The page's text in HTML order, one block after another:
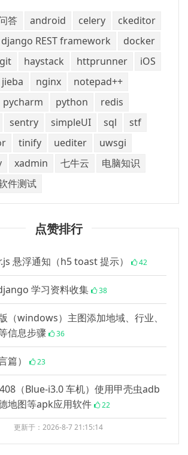
答 android celery
ckeditor
django REST framework
docker
git haystack httprunner
iOS
jieba nginx
notepad++
pycharm python
redis
sentry simpleUI sql
stf
tinify uediter
uwsgi
xadmin 七牛云
电脑知识
件测试
点赞排行
悬浮通知（h5 toast 提示） 42
学习资料收集 38
（windows）主图添加地域、行业、
信息步骤
36
篇） 23
（Blue-i3.0 车机）使用甲壳虫adb
地图等apk应用软件
22
更新于：2026-8-7 21:15:14